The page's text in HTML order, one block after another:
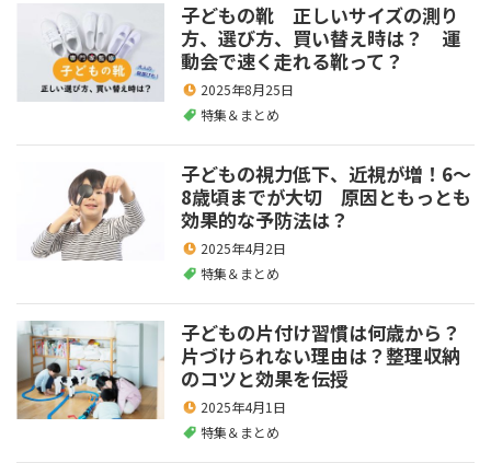
子どもの靴 正しいサイズの測り
方、選び方、買い替え時は？ 運
動会で速く走れる靴って？
2025年8月25日
特集＆まとめ
子どもの視力低下、近視が増！6～
8歳頃までが大切 原因ともっとも
効果的な予防法は？
2025年4月2日
特集＆まとめ
子どもの片付け習慣は何歳から？
片づけられない理由は？整理収納
のコツと効果を伝授
2025年4月1日
特集＆まとめ